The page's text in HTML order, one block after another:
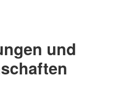
und